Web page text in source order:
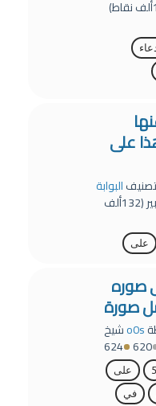
نقاط)
على
البوابة
(132ألف
على
4/5 على صوره
صورة
o0sشيخ
620
624
5
على
في